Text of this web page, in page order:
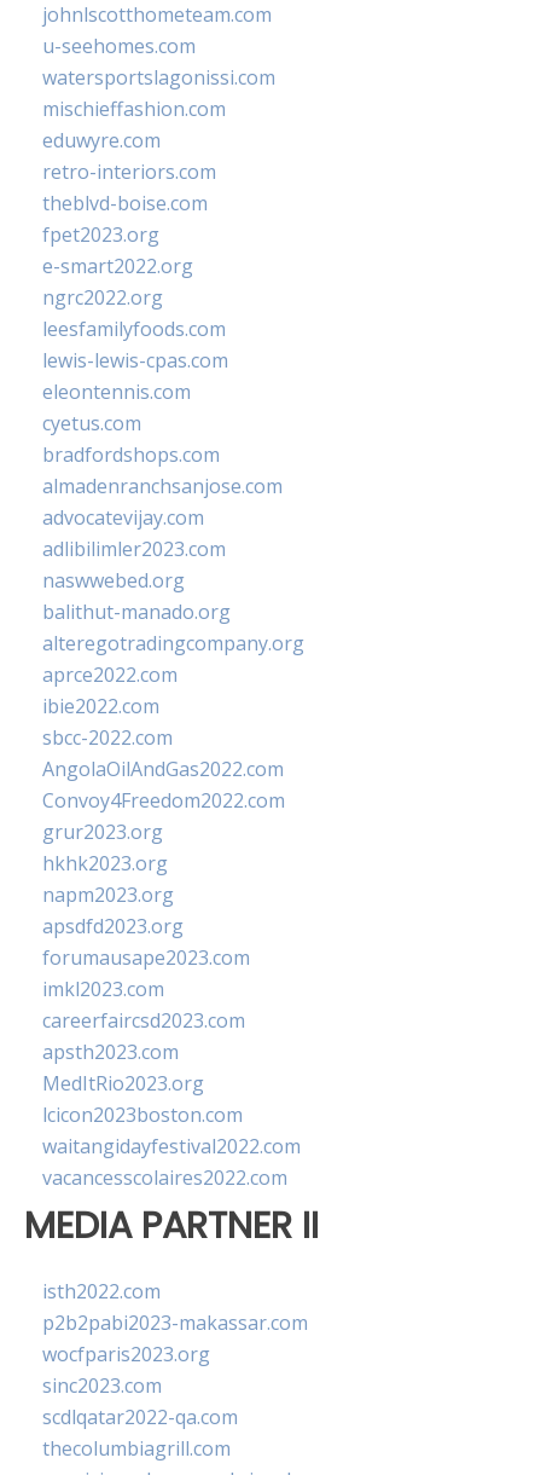
johnlscotthometeam.com
u-seehomes.com
watersportslagonissi.com
mischieffashion.com
eduwyre.com
retro-interiors.com
theblvd-boise.com
fpet2023.org
e-smart2022.org
ngrc2022.org
leesfamilyfoods.com
lewis-lewis-cpas.com
eleontennis.com
cyetus.com
bradfordshops.com
almadenranchsanjose.com
advocatevijay.com
adlibilimler2023.com
naswwebed.org
balithut-manado.org
alteregotradingcompany.org
aprce2022.com
ibie2022.com
sbcc-2022.com
AngolaOilAndGas2022.com
Convoy4Freedom2022.com
grur2023.org
hkhk2023.org
napm2023.org
apsdfd2023.org
forumausape2023.com
imkl2023.com
careerfaircsd2023.com
apsth2023.com
MedItRio2023.org
lcicon2023boston.com
waitangidayfestival2022.com
vacancesscolaires2022.com
MEDIA PARTNER II
isth2022.com
p2b2pabi2023-makassar.com
wocfparis2023.org
sinc2023.com
scdlqatar2022-qa.com
thecolumbiagrill.com